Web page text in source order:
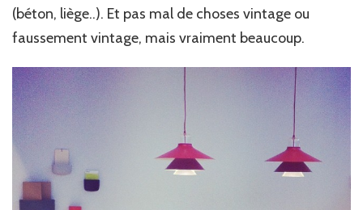
(béton, liège..). Et pas mal de choses vintage ou
faussement vintage, mais vraiment beaucoup.